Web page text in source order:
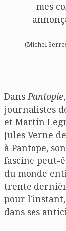
mes
(Michel
DansPantopie
journalistes
et Martin
Jules Verne
à Pantope,
fascine peut-
du monde
trente
pour
dans ses